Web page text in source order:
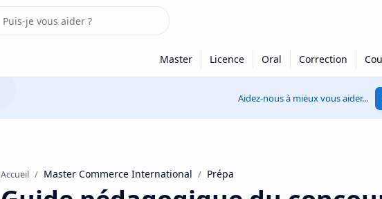
Aidez-nous à mieux vous aider...
Accueil Master Commerce International Prépa